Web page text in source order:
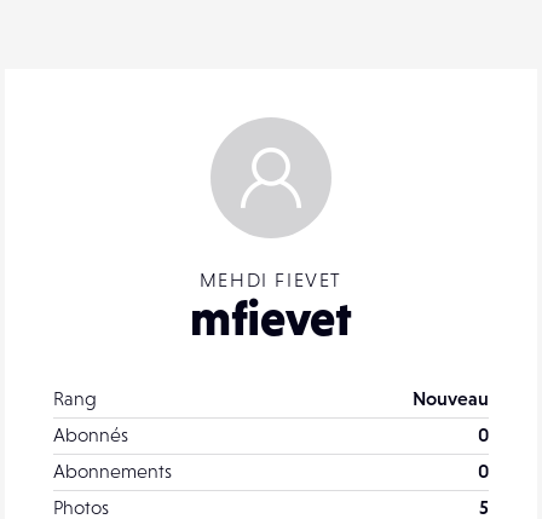
MEHDI FIEVET
mfievet
Rang
Nouveau
Abonnés
0
Abonnements
0
Photos
5